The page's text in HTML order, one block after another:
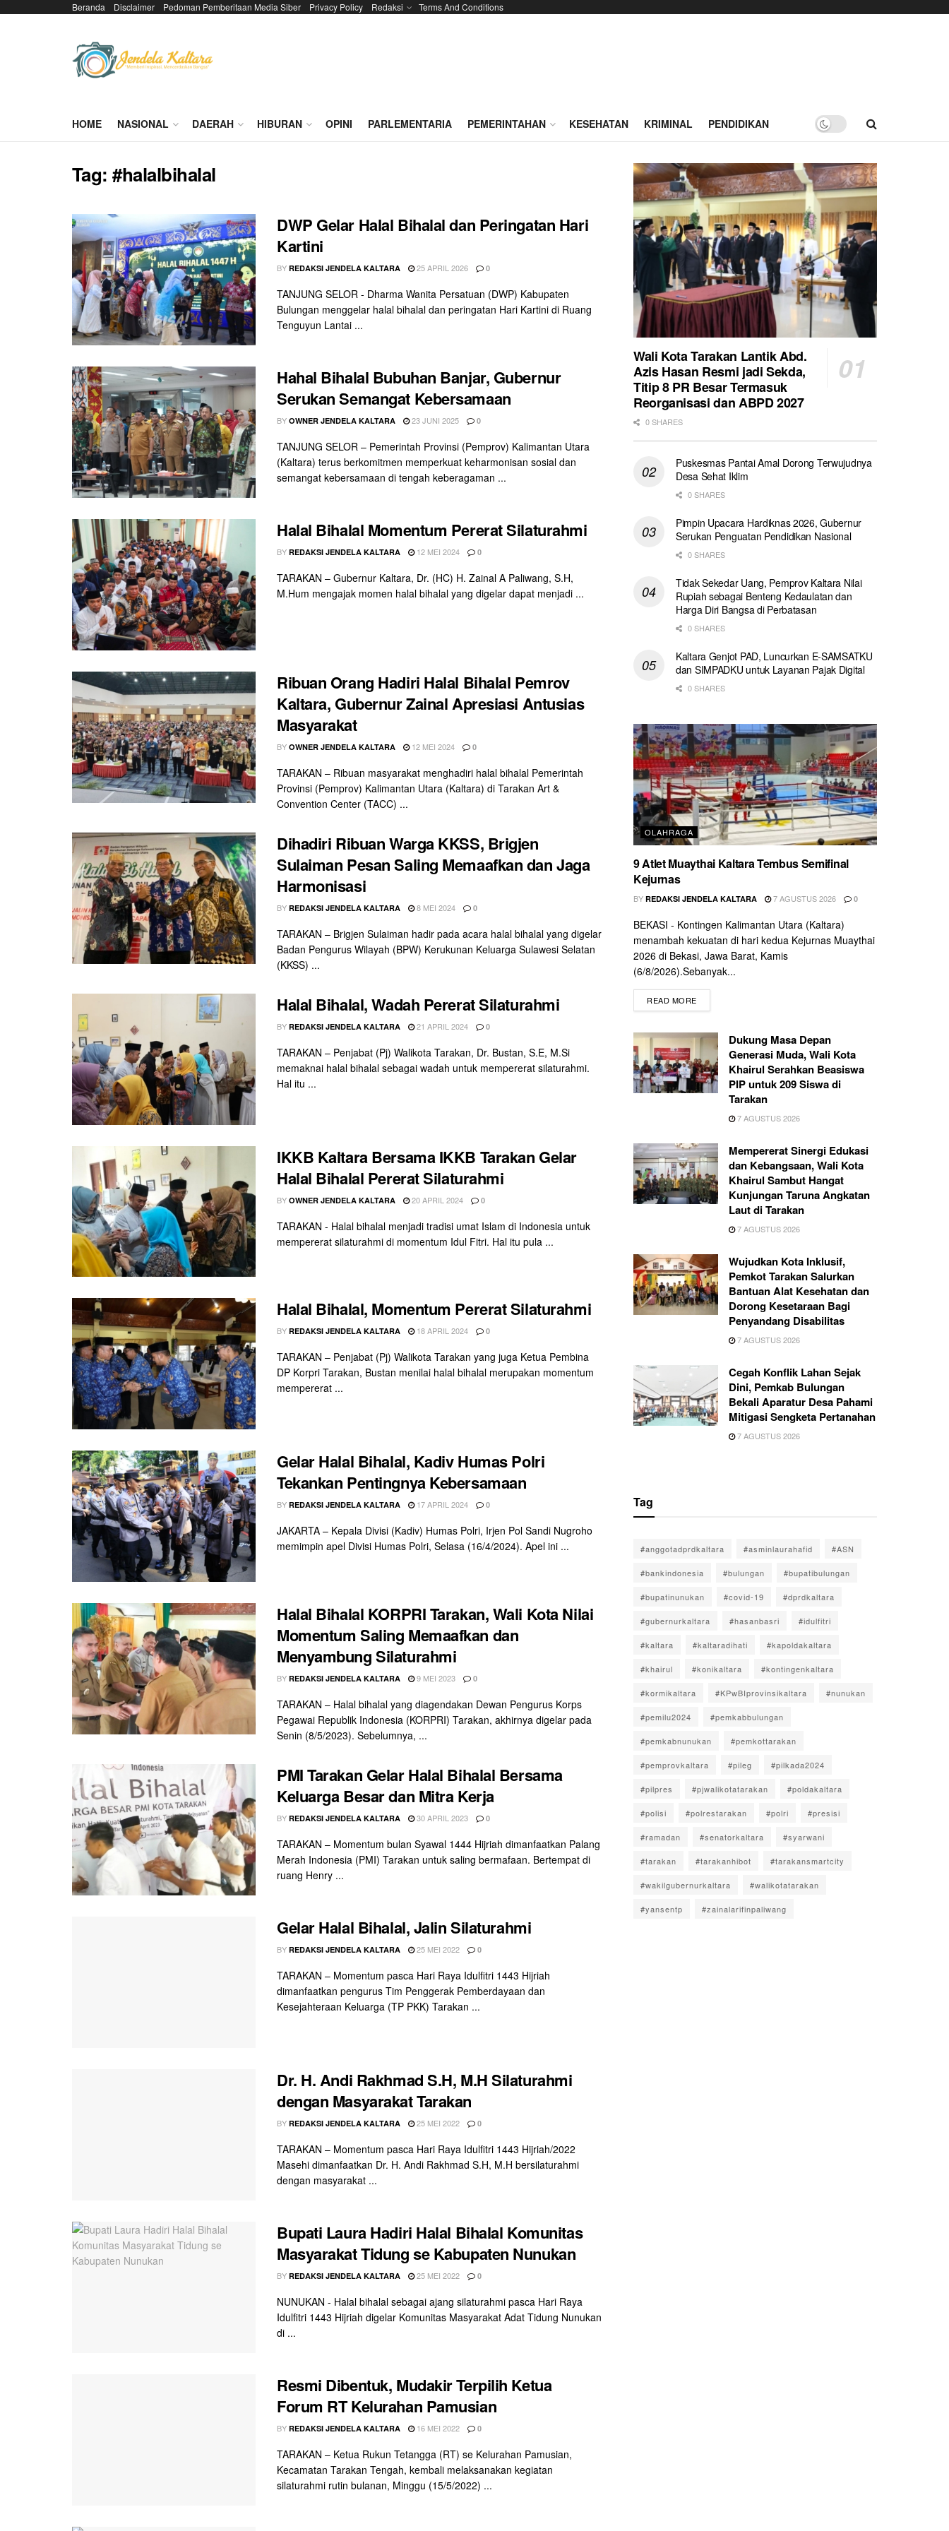
Beranda Disclaimer Pedoman Pemberitaan Media Siber Privacy Policy Redaksi Terms And Conditions
HOME NASIONAL DAERAH HIBURAN OPINI PARLEMENTARIA PEMERINTAHAN KESEHATAN KRIMINAL PENDIDIKAN
Tag:#halalbihalal
DWP Gelar Halal Bihalal dan Peringatan Hari
Kartini
BY REDAKSI JENDELA KALTARA 25 APRIL 2026 0
TANJUNG SELOR - Dharma Wanita Persatuan (DWP) Kabupaten
Bulungan menggelar halal bihalal dan peringatan Hari Kartini di Ruang
Tenguyun Lantai ...
Hahal Bihalal Bubuhan Banjar, Gubernur
Serukan Semangat Kebersamaan
BY OWNER JENDELA KALTARA 23 JUNI 2025 0
TANJUNG SELOR – Pemerintah Provinsi (Pemprov) Kalimantan Utara
(Kaltara) terus berkomitmen memperkuat keharmonisan sosial dan
semangat kebersamaan di tengah keberagaman ...
Halal Bihalal Momentum Pererat Silaturahmi
BY REDAKSI JENDELA KALTARA 12 MEI 2024 0
TARAKAN – Gubernur Kaltara, Dr. (HC) H. Zainal A Paliwang, S.H,
M.Hum mengajak momen halal bihalal yang digelar dapat menjadi ...
Ribuan Orang Hadiri Halal Bihalal Pemrov
Kaltara, Gubernur Zainal Apresiasi Antusias
Masyarakat
BY OWNER JENDELA KALTARA 12 MEI 2024 0
TARAKAN – Ribuan masyarakat menghadiri halal bihalal Pemerintah
Provinsi (Pemprov) Kalimantan Utara (Kaltara) di Tarakan Art &
Convention Center (TACC) ...
Dihadiri Ribuan Warga KKSS, Brigjen
Sulaiman Pesan Saling Memaafkan dan Jaga
Harmonisasi
BY REDAKSI JENDELA KALTARA 8 MEI 2024 0
TARAKAN – Brigjen Sulaiman hadir pada acara halal bihalal yang digelar
Badan Pengurus Wilayah (BPW) Kerukunan Keluarga Sulawesi Selatan
(KKSS) ...
Halal Bihalal, Wadah Pererat Silaturahmi
BY REDAKSI JENDELA KALTARA 21 APRIL 2024 0
TARAKAN – Penjabat (Pj) Walikota Tarakan, Dr. Bustan, S.E, M.Si
memaknai halal bihalal sebagai wadah untuk mempererat silaturahmi.
Hal itu ...
IKKB Kaltara Bersama IKKB Tarakan Gelar
Halal Bihalal Pererat Silaturahmi
BY OWNER JENDELA KALTARA 20 APRIL 2024 0
TARAKAN - Halal bihalal menjadi tradisi umat Islam di Indonesia untuk
mempererat silaturahmi di momentum Idul Fitri. Hal itu pula ...
Halal Bihalal, Momentum Pererat Silaturahmi
BY REDAKSI JENDELA KALTARA 18 APRIL 2024 0
TARAKAN – Penjabat (Pj) Walikota Tarakan yang juga Ketua Pembina
DP Korpri Tarakan, Bustan menilai halal bihalal merupakan momentum
mempererat ...
Gelar Halal Bihalal, Kadiv Humas Polri
Tekankan Pentingnya Kebersamaan
BY REDAKSI JENDELA KALTARA 17 APRIL 2024 0
JAKARTA – Kepala Divisi (Kadiv) Humas Polri, Irjen Pol Sandi Nugroho
memimpin apel Divisi Humas Polri, Selasa (16/4/2024). Apel ini ...
Halal Bihalal KORPRI Tarakan, Wali Kota Nilai
Momentum Saling Memaafkan dan
Menyambung Silaturahmi
BY REDAKSI JENDELA KALTARA 9 MEI 2023 0
TARAKAN – Halal bihalal yang diagendakan Dewan Pengurus Korps
Pegawai Republik Indonesia (KORPRI) Tarakan, akhirnya digelar pada
Senin (8/5/2023). Sebelumnya, ...
PMI Tarakan Gelar Halal Bihalal Bersama
Keluarga Besar dan Mitra Kerja
BY REDAKSI JENDELA KALTARA 30 APRIL 2023 0
TARAKAN – Momentum bulan Syawal 1444 Hijriah dimanfaatkan Palang
Merah Indonesia (PMI) Tarakan untuk saling bermafaan. Bertempat di
ruang Henry ...
Gelar Halal Bihalal, Jalin Silaturahmi
BY REDAKSI JENDELA KALTARA 25 MEI 2022 0
TARAKAN – Momentum pasca Hari Raya Idulfitri 1443 Hijriah
dimanfaatkan pengurus Tim Penggerak Pemberdayaan dan
Kesejahteraan Keluarga (TP PKK) Tarakan ...
Dr. H. Andi Rakhmad S.H, M.H Silaturahmi
dengan Masyarakat Tarakan
BY REDAKSI JENDELA KALTARA 25 MEI 2022 0
TARAKAN – Momentum pasca Hari Raya Idulfitri 1443 Hijriah/2022
Masehi dimanfaatkan Dr. H. Andi Rakhmad S.H, M.H bersilaturahmi
dengan masyarakat ...
Bupati Laura Hadiri Halal Bihalal Komunitas
Masyarakat Tidung se Kabupaten Nunukan
BY REDAKSI JENDELA KALTARA 25 MEI 2022 0
NUNUKAN - Halal bihalal sebagai ajang silaturahmi pasca Hari Raya
Idulfitri 1443 Hijriah digelar Komunitas Masyarakat Adat Tidung Nunukan
di ...
Resmi Dibentuk, Mudakir Terpilih Ketua
Forum RT Kelurahan Pamusian
BY REDAKSI JENDELA KALTARA 16 MEI 2022 0
TARAKAN – Ketua Rukun Tetangga (RT) se Kelurahan Pamusian,
Kecamatan Tarakan Tengah, kembali melaksanakan kegiatan
silaturahmi rutin bulanan, Minggu (15/5/2022) ...
Wali Kota Tarakan Lantik Abd.
Azis Hasan Resmi jadi Sekda,
Titip 8 PR Besar Termasuk
Reorganisasi dan ABPD 2027
0 SHARES
Puskesmas Pantai Amal Dorong Terwujudnya
Desa Sehat Iklim
0 SHARES
Pimpin Upacara Hardiknas 2026, Gubernur
Serukan Penguatan Pendidikan Nasional
0 SHARES
Tidak Sekedar Uang, Pemprov Kaltara Nilai
Rupiah sebagai Benteng Kedaulatan dan
Harga Diri Bangsa di Perbatasan
0 SHARES
Kaltara Genjot PAD, Luncurkan E-SAMSATKU
dan SIMPADKU untuk Layanan Pajak Digital
0 SHARES
OLAHRAGA
9 Atlet Muaythai Kaltara Tembus Semifinal
Kejurnas
BY REDAKSI JENDELA KALTARA 7 AGUSTUS 2026 0
BEKASI - Kontingen Kalimantan Utara (Kaltara)
menambah kekuatan di hari kedua Kejurnas Muaythai
2026 di Bekasi, Jawa Barat, Kamis
(6/8/2026).Sebanyak...
READ MORE
Dukung Masa Depan
Generasi Muda, Wali Kota
Khairul Serahkan Beasiswa
PIP untuk 209 Siswa di
Tarakan
7 AGUSTUS 2026
Mempererat Sinergi Edukasi
dan Kebangsaan, Wali Kota
Khairul Sambut Hangat
Kunjungan Taruna Angkatan
Laut di Tarakan
7 AGUSTUS 2026
Wujudkan Kota Inklusif,
Pemkot Tarakan Salurkan
Bantuan Alat Kesehatan dan
Dorong Kesetaraan Bagi
Penyandang Disabilitas
7 AGUSTUS 2026
Cegah Konflik Lahan Sejak
Dini, Pemkab Bulungan
Bekali Aparatur Desa Pahami
Mitigasi Sengketa Pertanahan
7 AGUSTUS 2026
Tag
#anggotadprdkaltara #asminlaurahafid #ASN
#bankindonesia #bulungan #bupatibulungan
#bupatinunukan #covid-19 #dprdkaltara
#gubernurkaltara #hasanbasri #idulfitri
#kaltara #kaltaradihati #kapoldakaltara
#khairul #konikaltara #kontingenkaltara
#kormikaltara #KPwBIprovinsikaltara #nunukan
#pemilu2024 #pemkabbulungan
#pemkabnunukan #pemkottarakan
#pemprovkaltara #pileg #pilkada2024
#pilpres #pjwalikotatarakan #poldakaltara
#polisi #polrestarakan #polri #presisi
#ramadan #senatorkaltara #syarwani
#tarakan #tarakanhibot #tarakansmartcity
#wakilgubernurkaltara #walikotatarakan
#yansentp #zainalarifinpaliwang